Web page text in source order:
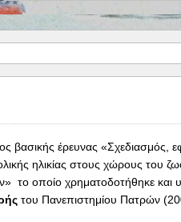
βασικής έρευνας «Σχεδιασμός,
ηλικίας στους χώρους του
το οποίο χρηματοδοτήθηκε και
του Πανεπιστημίου Πατρών